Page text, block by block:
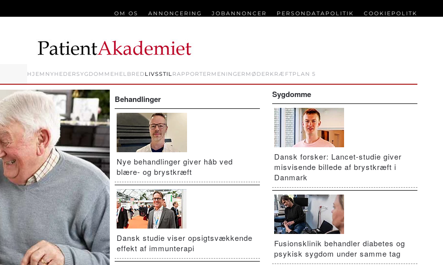
OM OS ANNONCERING JOBANNONCER PERSONDATAPOLITIK COOKIEPOLITK
HJEM NYHEDER SYGDOMMEHELBREDLIVSSTILRAPPORTER MENINGER MØDER KRÆFTPLAN 5
Behandlinger
Nye behandlinger giver håb ved
blære- og brystkræft
Dansk studie viser opsigtsvækkende
effekt af immunterapi
Sygdomme
Dansk forsker: Lancet-studie giver
misvisende billede af brystkræft i
Danmark
Fusionsklinik behandler diabetes og
psykisk sygdom under samme tag